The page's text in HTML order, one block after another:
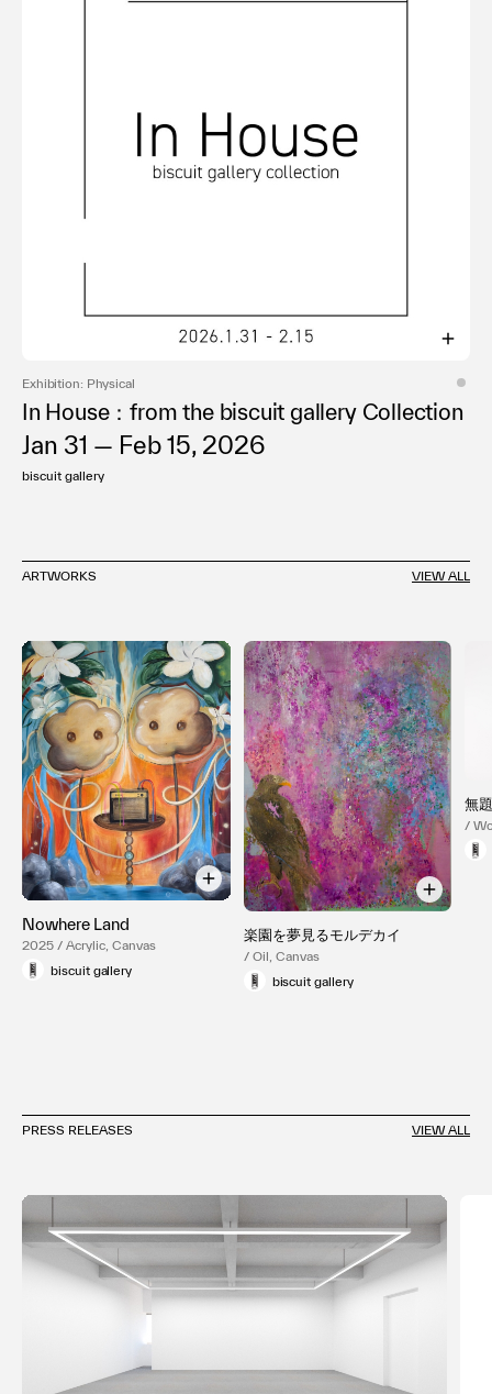
Exhibition: Physical
In House：from the biscuit gallery Collection
Jan 31 — Feb 15, 2026
biscuit gallery
ARTWORKS VIEW ALL
Nowhere Land
2025 / Acrylic, Canvas
biscuit gallery
楽園を夢見るモルデカイ
/ Oil, Canvas
biscuit gallery
無
/
PRESS RELEASES VIEW ALL